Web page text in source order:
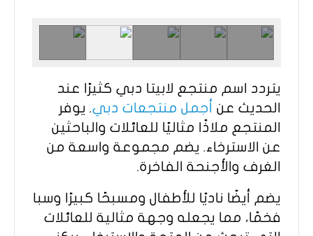
يتردد اسم منتجع لابيتا دبي كثيرًا عند
الحديث عن أجمل منتجعات دبي. يوفر
المنتجع ملاذًا مثاليًا للعائلات والباحثين
عن الاسترخاء. يضم مجموعة واسعة من
الغرف والأجنحة الفاخرة.
يضم أيضًا ناديًا للأطفال ومسبحًا كبيرًا وسبا
فخمًا، مما يجعله وجهة مثالية للعائلات